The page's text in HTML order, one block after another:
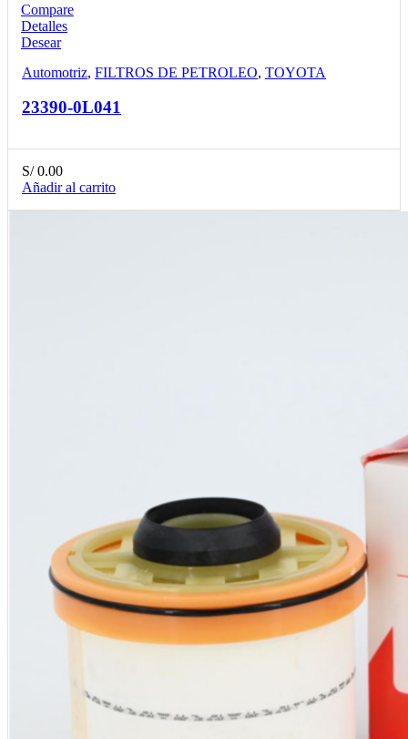
Compare
Detalles
Desear
Automotriz, FILTROS DE PETROLEO, TOYOTA
23390-0L041
S/0.00
Añadir al carrito